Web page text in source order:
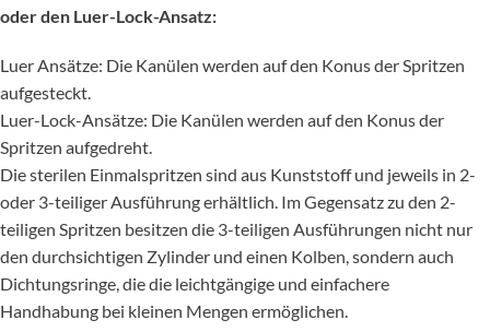
oder den Luer-Lock-Ansatz:
Luer Ansätze: Die Kanülen werden auf den Konus der Spritzen
aufgesteckt.
Luer-Lock-Ansätze: Die Kanülen werden auf den Konus der
Spritzen aufgedreht.
Die sterilen Einmalspritzen sind aus Kunststoff und jeweils in 2-
oder 3-teiliger Ausführung erhältlich. Im Gegensatz zu den 2-
teiligen Spritzen besitzen die 3-teiligen Ausführungen nicht nur
den durchsichtigen Zylinder und einen Kolben, sondern auch
Dichtungsringe, die die leichtgängige und einfachere
Handhabung bei kleinen Mengen ermöglichen.